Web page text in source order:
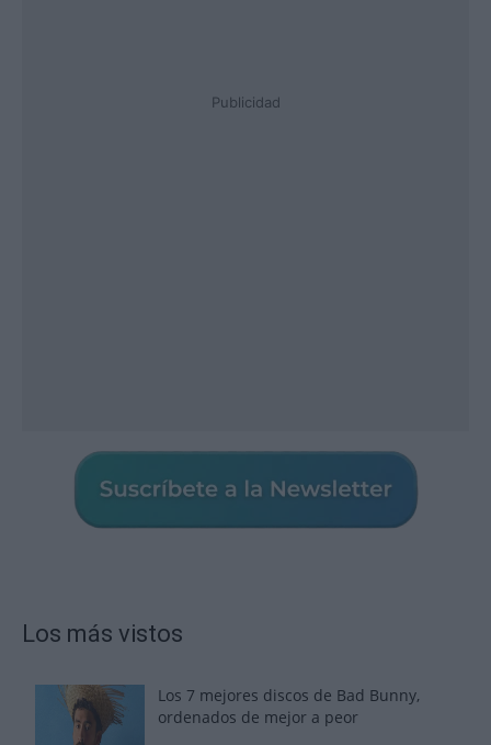
Publicidad
Los más vistos
Los 7 mejores discos de Bad Bunny,
ordenados de mejor a peor